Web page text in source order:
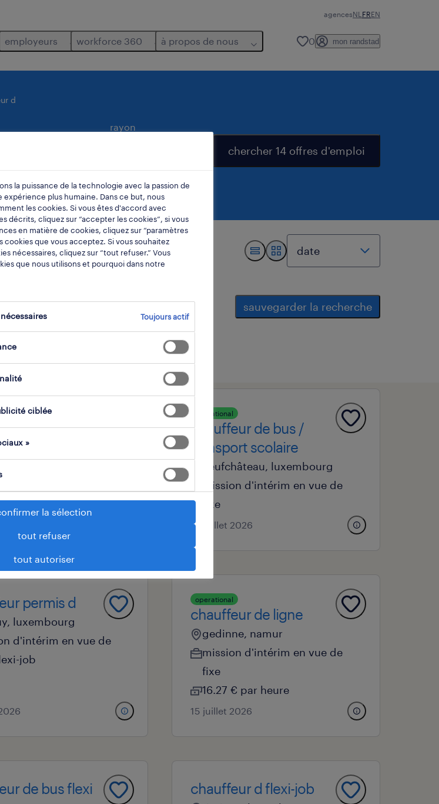
agencesNL FREN
employeurs workforce 360 à propos de nous 0 mon randstad
d
rayon
chercher 14 offres d'emploi
sauvegarder la recherche
de ligne
luxembourg
operational
chauffeur de bus /
transport scolaire
neufchâteau, luxembourg
mission d'intérim en vue de
fixe
24 juillet 2026
permis d
luxembourg
d'intérim en vue de
job
operational
chauffeur de ligne
gedinne, namur
mission d'intérim en vue de
fixe
16.27 € par heure
15 juillet 2026
de bus flexi
chauffeur d flexi-job
la puissance de la technologie avec la passion de
expérience plus humaine. Dans ce but, nous
les cookies. Si vous êtes d'accord avec
décrits, cliquez sur “accepter les cookies”, si vous
en matière de cookies, cliquez sur “paramètres
cookies que vous acceptez. Si vous souhaitez
nécessaires, cliquez sur “tout refuser.” Vous
que nous utilisons et pourquoi dans notre
Toujours actif
ciblée
»
la sélection
tout refuser
tout autoriser